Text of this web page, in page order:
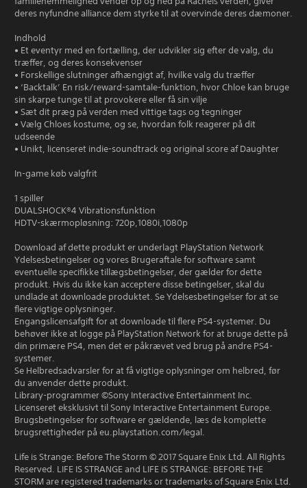
deres nyfundne alliance dem styrke til at overvinde deres dæmoner.
Indhold
• Et eventyr med en fortælling, der udvikler sig efter de valg, du
træffer, og deres konsekvenser
• Forskellige slutninger afhængigt af, hvilke valg du træffer
• ‘Backtalk’ En risk/reward-samtale-funktion, hvor Chloe kan bruge
sin skarpe tunge til at provokere eller få sin vilje
• Sæt dit præg på verden med vittige tags og tegninger
• Vælg Chloes kostume, og se, hvordan folk reagerer på dit
udseende
• Unikt, licenseret indie-soundtrack og original score af Daughter
In-game køb valgfrit
1 spiller
DUALSHOCK®4 Vibrationsfunktion
HDTV-skærmopløsning: 720p,1080i,1080p
Download af dette produkt er underlagt PlayStation Network
Ydelsesbetingelser og vores Brugeraftale for software samt
eventuelle specifikke tillægsbetingelser, der gælder for dette
produkt. Hvis du ikke kan acceptere disse betingelser, skal du
undlade at downloade produktet. Se Ydelsesbetingelser for at se
flere vigtige oplysninger.
Engangslicensafgift for at downloade til flere PS4-systemer. Du
behøver ikke at logge på PlayStation Network for at bruge dette på
din primære PS4, men det er påkrævet ved brug på andre PS4-
systemer.
Se Helbredsadvarsler for at få vigtige oplysninger om helbred, før
du anvender dette produkt.
Library-programmer ©Sony Interactive Entertainment Inc.
Licenseret eksklusivt til Sony Interactive Entertainment Europe.
Brugsbetingelser for software er gældende, læs de komplette
brugsrettigheder på eu.playstation.com/legal.
Life is Strange: Before The Storm © 2017 Square Enix Ltd. All Rights
Reserved. LIFE IS STRANGE and LIFE IS STRANGE: BEFORE THE
STORM are registered trademarks or trademarks of Square Enix Ltd.